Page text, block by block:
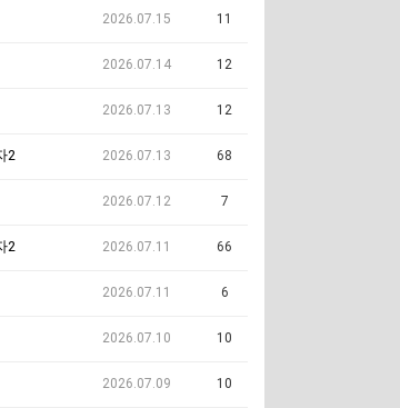
2026.07.15 11
2026.07.14 12
2026.07.13 12
2 2026.07.13 68
2026.07.12 7
2 2026.07.11 66
2026.07.11 6
2026.07.10 10
2026.07.09 10